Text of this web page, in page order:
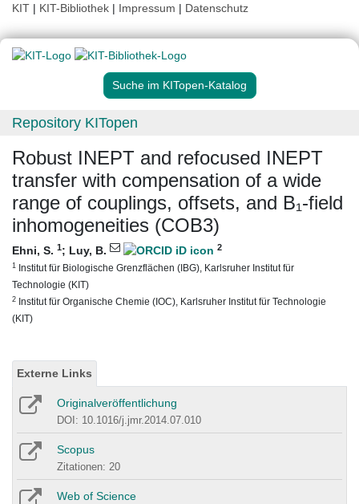
KIT | KIT-Bibliothek | Impressum | Datenschutz
Suche im KITopen-Katalog
Repository KITopen
Robust INEPT and refocused INEPT
transfer with compensation of a wide
range of couplings, offsets, and B₁-field
inhomogeneities (COB3)
Ehni, S. 1; Luy, B. 2
1 Institut für Biologische Grenzflächen (IBG), Karlsruher Institut für
Technologie (KIT)
2 Institut für Organische Chemie (IOC), Karlsruher Institut für Technologie
(KIT)
Externe Links
Originalveröffentlichung
DOI: 10.1016/j.jmr.2014.07.010
Scopus
Zitationen: 20
Web of Science